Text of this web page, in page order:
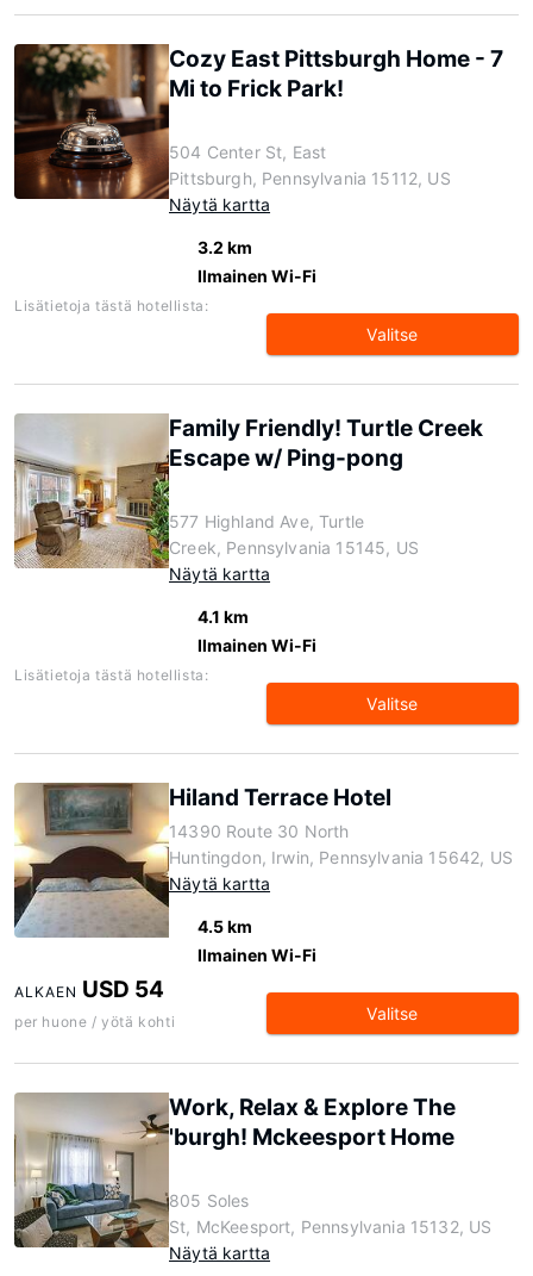
Cozy East Pittsburgh Home - 7
Mi to Frick Park!
504 Center St, East
Pittsburgh, Pennsylvania 15112, US
Näytä kartta
3.2 km
Ilmainen Wi-Fi
Lisätietoja tästä hotellista:
Valitse
Family Friendly! Turtle Creek
Escape w/ Ping-pong
577 Highland Ave, Turtle
Creek, Pennsylvania 15145, US
Näytä kartta
4.1 km
Ilmainen Wi-Fi
Lisätietoja tästä hotellista:
Valitse
Hiland Terrace Hotel
14390 Route 30 North
Huntingdon, Irwin, Pennsylvania 15642, US
Näytä kartta
4.5 km
Ilmainen Wi-Fi
ALKAEN USD 54
per huone / yötä kohti Valitse
Work, Relax & Explore The
'burgh! Mckeesport Home
805 Soles
St, McKeesport, Pennsylvania 15132, US
Näytä kartta